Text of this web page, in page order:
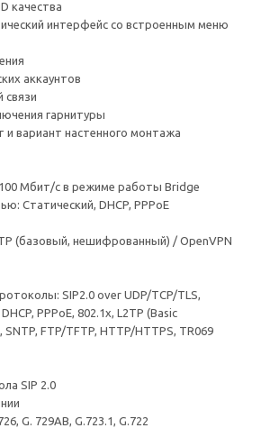
качества
интерфейс со встроенным меню
аккаунтов
гарнитуры
и вариант настенного монтажа
Мбит/с в режиме работы Bridge
Статический, DHCP, PPPoE
(базовый, нешифрованный) / OpenVPN
SIP2.0 over UDP/TCP/TLS,
PPPoE, 802.1x, L2TP (Basic
FTP/TFTP, HTTP/HTTPS, TR069
SIP 2.0
G. 729AB, G.723.1, G.722